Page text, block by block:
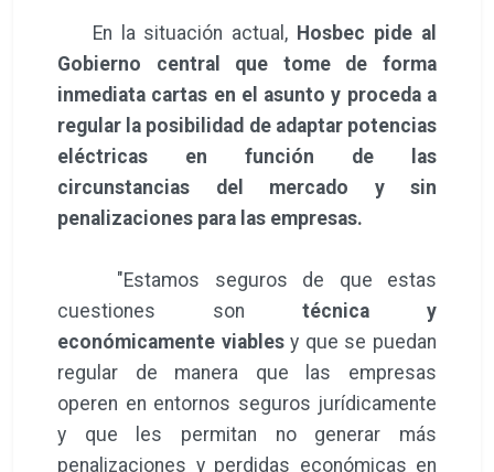
En la situación actual, Hosbec pide al
Gobierno central que tome de forma
inmediata cartas en el asunto y proceda a
regular la posibilidad de adaptar potencias
eléctricas en función de las
circunstancias del mercado y sin
penalizaciones para las empresas.
"Estamos seguros de que estas
cuestiones son técnica y
económicamente viablesy que se puedan
regular de manera que las empresas
operen en entornos seguros jurídicamente
y que les permitan no generar más
penalizaciones y perdidas económicas en